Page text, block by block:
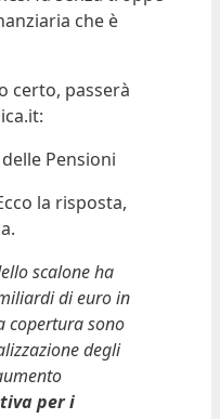
che è
certo, passerà
la risposta,
scalone ha
di euro in
copertura sono
degli
per i